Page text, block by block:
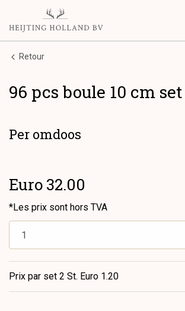
Retour
96 pcs boule 10 cm
Per omdoos
Euro 32.00
*Les prix sont hors TVA
Prix par set 2 St. Euro 1.20